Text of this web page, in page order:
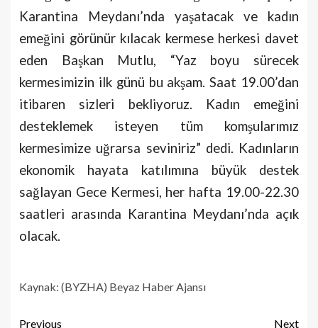
Karantina Meydanı’nda yaşatacak ve kadın
emeğini görünür kılacak kermese herkesi davet
eden Başkan Mutlu, “Yaz boyu sürecek
kermesimizin ilk günü bu akşam. Saat 19.00’dan
itibaren sizleri bekliyoruz. Kadın emeğini
desteklemek isteyen tüm komşularımız
kermesimize uğrarsa seviniriz” dedi. Kadınların
ekonomik hayata katılımına büyük destek
sağlayan Gece Kermesi, her hafta 19.00-22.30
saatleri arasında Karantina Meydanı’nda açık
olacak.
Kaynak: (BYZHA) Beyaz Haber Ajansı
Previous Next